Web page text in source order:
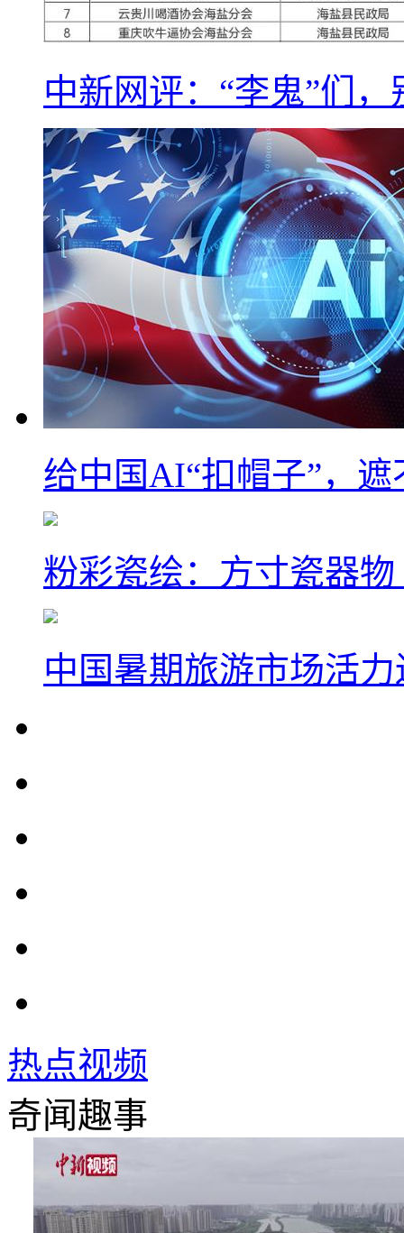
中新网评：“李鬼”们
给中国AI“扣帽子”，
粉彩瓷绘：方寸瓷器
中国暑期旅游市场活
热点视频
奇闻趣事